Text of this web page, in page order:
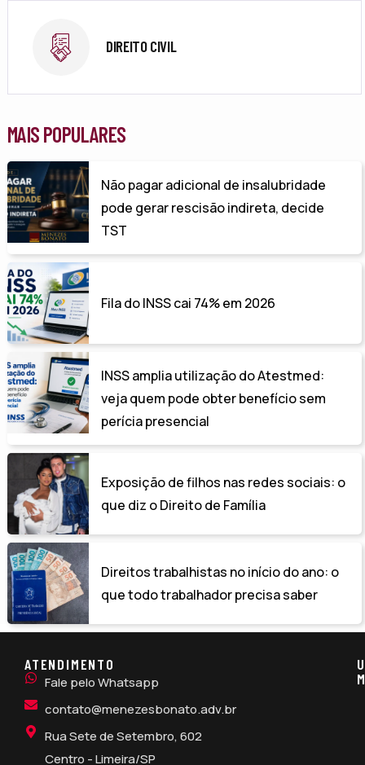
DIREITO CIVIL
MAIS POPULARES
Não pagar adicional de insalubridade
pode gerar rescisão indireta, decide
TST
Fila do INSS cai 74% em 2026
INSS amplia utilização do Atestmed:
veja quem pode obter benefício sem
perícia presencial
Exposição de filhos nas redes sociais: o
que diz o Direito de Família
Direitos trabalhistas no início do ano: o
que todo trabalhador precisa saber
ATENDIMENTO
Fale pelo Whatsapp
contato@menezesbonato.adv.br
Rua Sete de Setembro, 602
Centro - Limeira/SP